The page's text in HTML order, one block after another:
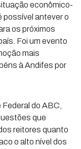
econômico-
possível antever o
os próximos
Foi um evento
mais
à Andifes por
do ABC,
que
reitores quanto
o alto nível dos